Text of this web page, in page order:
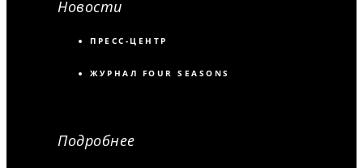
Новости
ПРЕСС-ЦЕНТР
ЖУРНАЛ FOUR SEASONS
Подробнее